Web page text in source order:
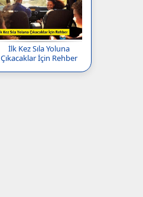
İlk Kez Sıla Yoluna
Çıkacaklar İçin Rehber